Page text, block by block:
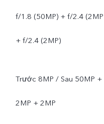
f/1.8 (50MP) + f/2.4
+ f/2.4 (2MP)
Trước 8MP / Sau 50MP +
2MP + 2MP